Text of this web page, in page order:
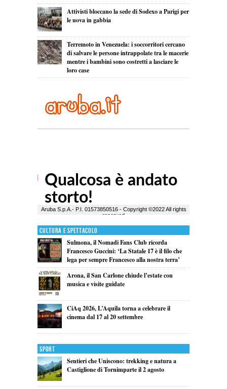
Attivisti bloccano la sede di Sodexo a Parigi per
le uova in gabbia
Terremoto in Venezuela: i soccorritori cercano
di salvare le persone intrappolate tra le macerie
mentre i bambini sono costretti a lasciare le
loro case
Cultura e Spettacolo
Sulmona, il Nomadi Fans Club ricorda
Francesco Guccini: ‘La Statale 17 è il filo che
lega per sempre Francesco alla nostra terra’
Arona, il San Carlone chiude l’estate con
musica e visite guidate
CiAq 2026, L’Aquila torna a celebrare il
cinema dal 17 al 20 settembre
Sport
Sentieri che Uniscono: trekking e natura a
Castiglione di Tornimparte il 2 agosto